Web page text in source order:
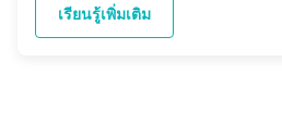
เรียนรู้เพิ่มเติม